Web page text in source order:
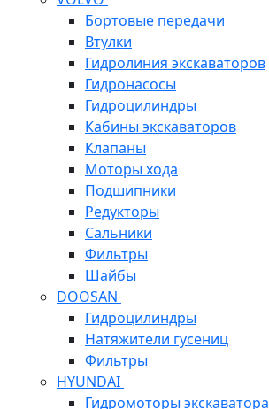
Бортовые передачи
Втулки
Гидролиния экскаваторов
Гидронасосы
Гидроцилиндры
Кабины экскаваторов
Клапаны
Моторы хода
Подшипники
Редукторы
Сальники
Фильтры
Шайбы
DOOSAN
Гидроцилиндры
Натяжители гусениц
Фильтры
HYUNDAI
Гидромоторы экскаватора